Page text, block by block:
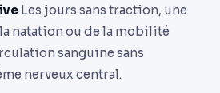
Les jours sans traction, une
natation ou de la mobilité
sanguine sans
nerveux central.